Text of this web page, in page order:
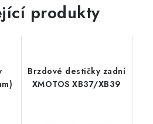
produkty
Brzdové destičky zadní
XMOTOS XB37/XB39